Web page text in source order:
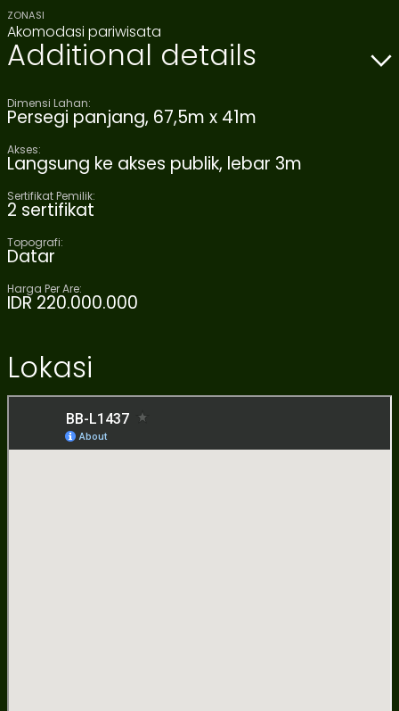
ZONASI
Akomodasi pariwisata
Additional details
Dimensi Lahan:
Persegi panjang, 67,5m x 41m
Akses:
Langsung ke akses publik, lebar 3m
Sertifikat Pemilik:
2 sertifikat
Topografi:
Datar
Harga Per Are:
IDR 220.000.000
Lokasi